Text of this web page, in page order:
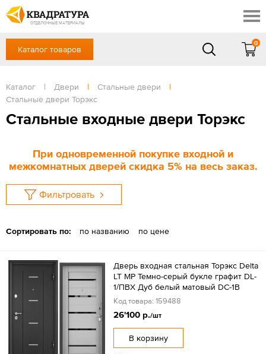
ОТДЕЛОЧНЫЕ МАТЕРИАЛЫ
Профи
Контакты
Доставка и оплата
Выставочный зал
Готовые решения
+7 (861) 217-94-70
Сб, Вс — выходной
ЗАКАЗАТЬ ЗВОНОК
Каталог товаров
0
Каталог | Двери | Стальные двери
|
Стальные двери Торэкс
Стальные входные двери Торэкс
При одновременной покупке входной и
межкомнатных дверей скидка 5% на весь заказ.
Фильтровать
Сортировать по: по названию по цене
Дверь входная стальная Торэкс Delta
LT МР Темно-серый букле графит DL-
1/ПВХ Дуб белый матовый DC-1B
Код товара: 159488
26'100 р./шт
В корзину